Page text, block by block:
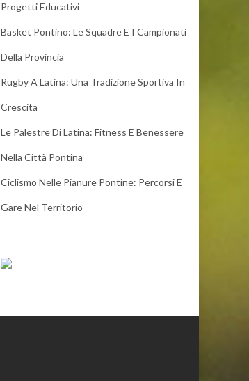
Progetti Educativi
Basket Pontino: Le Squadre E I Campionati
Della Provincia
Rugby A Latina: Una Tradizione Sportiva In
Crescita
Le Palestre Di Latina: Fitness E Benessere
Nella Città Pontina
Ciclismo Nelle Pianure Pontine: Percorsi E
Gare Nel Territorio